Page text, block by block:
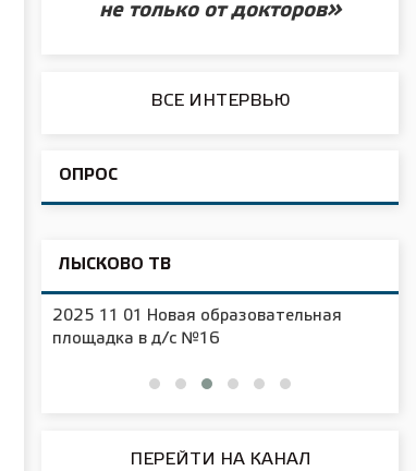
не только от докторов»
ВСЕ ИНТЕРВЬЮ
ОПРОС
ЛЫСКОВО ТВ
2025 11 01 Новая образовательная
площадка в д/с №16
ПЕРЕЙТИ НА КАНАЛ